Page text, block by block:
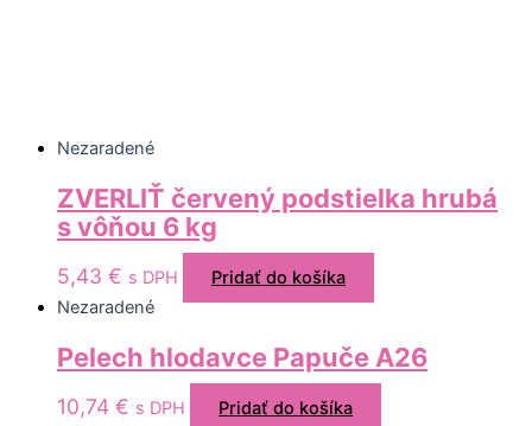
Nezaradené
ZVERLIŤ červený podstielka hrubá
s vôňou 6 kg
5,43 € s DPH
Pridať do košíka
Nezaradené
Pelech hlodavce Papuče A26
10,74 € s DPH Pridať do košíka